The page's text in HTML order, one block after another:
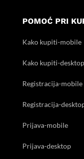
POMOĆ PRI
Kako kupiti-mobile
Kako kupiti-desktop
Registracija-mobile
Registracija-
Prijava-mobile
Prijava-desktop